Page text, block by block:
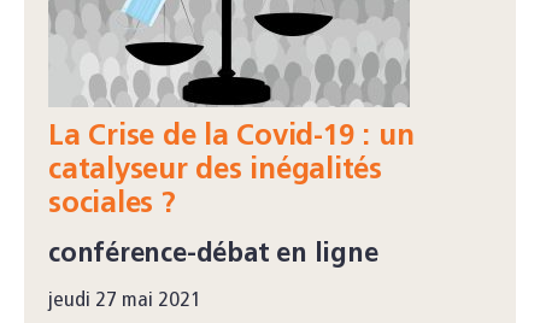
La Crise de la Covid-19 : un
catalyseur des inégalités
sociales ?
conférence-débat en ligne
jeudi 27 mai 2021